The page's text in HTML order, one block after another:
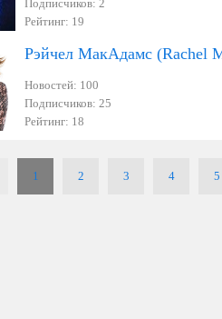
Подписчиков: 2
Рейтинг: 19
Рэйчел МакАдамс (Rachel
Новостей: 100
Подписчиков: 25
Рейтинг: 18
1 2 3 4 5